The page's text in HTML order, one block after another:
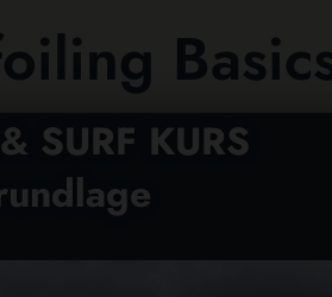
SURF KURS